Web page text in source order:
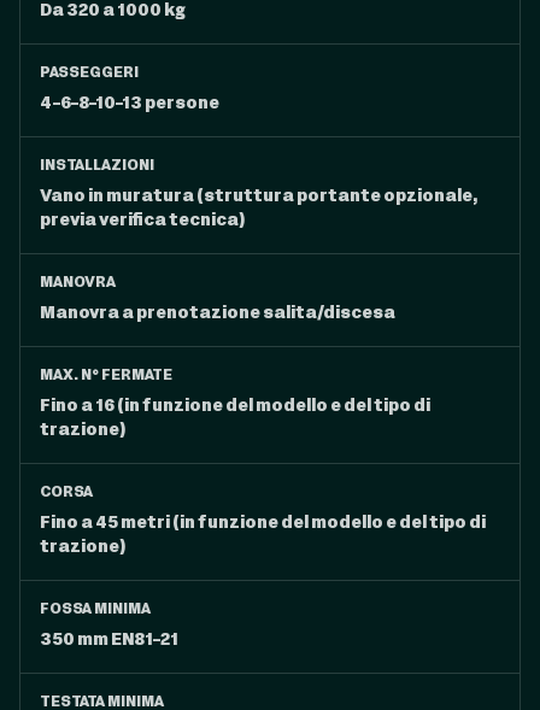
Da 320 a 1000 kg
PASSEGGERI
4-6-8-10-13 persone
INSTALLAZIONI
Vano in muratura (struttura portante opzionale,
previa verifica tecnica)
MANOVRA
Manovra a prenotazione salita/discesa
MAX. N° FERMATE
Fino a 16 (in funzione del modello e del tipo di
trazione)
CORSA
Fino a 45 metri (in funzione del modello e del tipo di
trazione)
FOSSA MINIMA
350 mm EN81-21
TESTATA MINIMA